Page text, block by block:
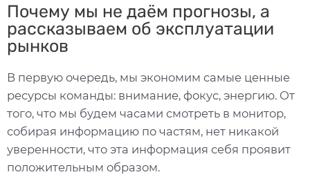
Почему мы не даём прогнозы, а
рассказываем об эксплуатации
рынков
В первую очередь, мы экономим самые ценные
ресурсы команды: внимание, фокус, энергию. От
того, что мы будем часами смотреть в монитор,
собирая информацию по частям, нет никакой
уверенности, что эта информация себя проявит
положительным образом.